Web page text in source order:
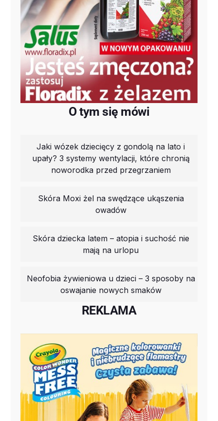
O tym się mówi
Jaki wózek dziecięcy z gondolą na lato i
upały? 3 systemy wentylacji, które chronią
noworodka przed przegrzaniem
Skóra Moxi żel na swędzące ukąszenia
owadów
Skóra dziecka latem – atopia i suchość nie
mają na urlopu
Neofobia żywieniowa u dzieci – 3 sposoby na
oswajanie nowych smaków
REKLAMA